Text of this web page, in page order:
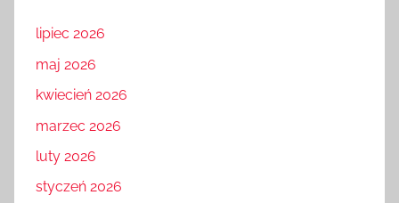
lipiec 2026
maj 2026
kwiecień 2026
marzec 2026
luty 2026
styczeń 2026